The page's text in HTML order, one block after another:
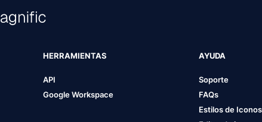
HERRAMIENTAS
API
Google Workspace
AYUDA
Soporte
FAQs
Estilos de Iconos